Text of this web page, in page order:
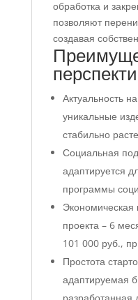
обработка и
позволяют
создавая
Актуальность
уникальные
стабильно
Социальная
адаптируется
программы
Экономическая
проекта – 6
101 000 руб.,
Простота
адаптируемая